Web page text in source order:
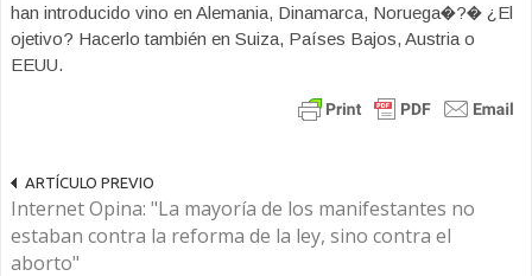
han introducido vino en Alemania, Dinamarca, Noruega�?� ¿El
ojetivo? Hacerlo también en Suiza, Países Bajos, Austria o
EEUU.
ARTÍCULO PREVIO
Internet Opina: "La mayoría de los manifestantes no
estaban contra la reforma de la ley, sino contra el
aborto"